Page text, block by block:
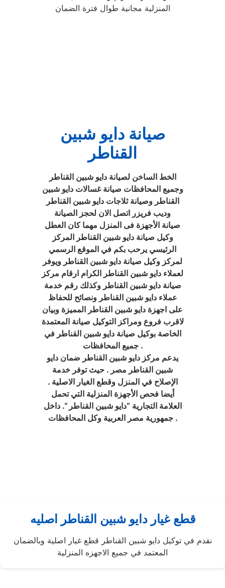
المنزلية مجانية طوال فترة الضمان
صيانة دايو شبين
القناطر
الخط الساخن لصيانة دايو شبين القناطر
وجميع المحافظات صيانة غسالات دايو شبين
القناطر وصيانة ثلاجات دايو شبين القناطر
وديب فريزر اتصل الان لحجز الصيانة
صيانة الأجهزة فى المنزل مهما كان العطل
وكيل صيانة دايو شبين القناطر المركز
الرئيسي يرحب بكم في الموقع الرسمي
لمركز وكيل صيانة دايو شبين القناطر ويوفر
لعملاء دايو شبين القناطر الكرام ارقام مركز
صيانة دايو شبين القناطر وكذلك رقم خدمة
عملاء دايو شبين القناطر ونصائح للحفاظ
على اجهزة دايو شبين القناطر المميزة وبيان
لاقرب فروع ومراكز التوكيل صيانة المعتمدة
الخاصة بوكيل صيانة دايو شبين القناطر في
جميع المحافظات .
يدعم مركز دايو شبين القناطر ضمان دايو
شبين القناطر مصر . حيث توفر خدمة
الإصلاح في المنزل وقطع الغيار الاصلية .
أيضا فحص الأجهزة المنزلية التي تحمل
العلامة التجارية “دايو شبين القناطر “. داخل
جمهورية مصر العربية وكل المحافظات .
قطع غيار دايو شبين القناطر اصليه
نقدم في توكيل دايو شبين القناطر قطع غيار اصلية وبالضمان
المعتمد في جميع الاجهزه المنزلية